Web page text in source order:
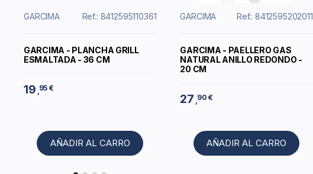
GARCIMA Ref.: 8412595110361
GARCIMA - PLANCHA GRILL
ESMALTADA - 36 CM
19 95 €
AÑADIR AL CARRO
GARCIMA Ref.: 8412595202011
GARCIMA - PAELLERO GAS
NATURAL ANILLO REDONDO -
20 CM
27 90 €
AÑADIR AL CARRO